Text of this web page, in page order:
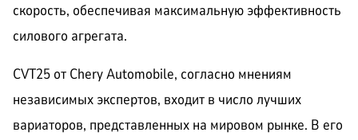
скорость, обеспечивая максимальную эффективность
силового агрегата.
CVT25 от Chery Automobile, согласно мнениям
независимых экспертов, входит в число лучших
вариаторов, представленных на мировом рынке. В его